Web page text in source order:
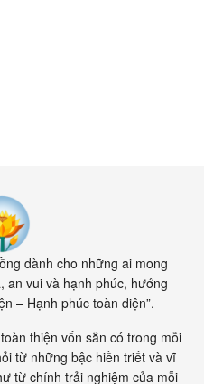
dành cho những ai mong
an vui và hạnh phúc, hướng
– Hạnh phúc toàn diện”.
thiện vốn sẵn có trong mỗi
từ những bậc hiền triết và vĩ
từ chính trải nghiệm của mỗi